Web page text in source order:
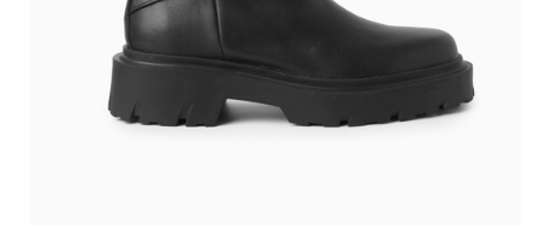
MORA
MARROC